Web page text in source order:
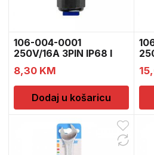
106-004-0001
250V/16A 3PIN IP68 I
8,30 KM
Dodaj u košaricu